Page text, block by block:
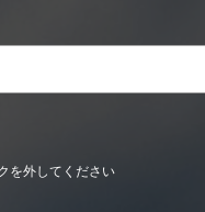
を外してください